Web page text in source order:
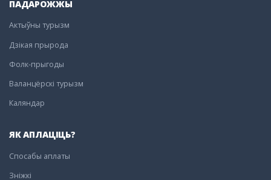
ПАДАРОЖЖЫ
Актыўны турызм
Дзікая прырода
Фолк-прыгоды
Валанцёрскі турызм
Каляндар
ЯК АПЛАЦІЦЬ?
Спосабы аплаты
Зніжкі